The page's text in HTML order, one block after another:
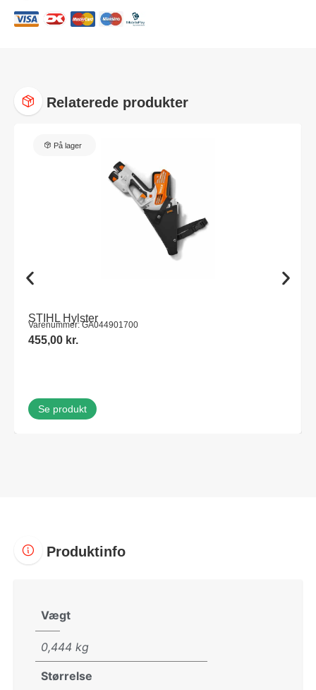
Relaterede produkter
På lager
STIHL Hylster
Varenummer: GA044901700
455,00 kr.
Se produkt
Produktinfo
Vægt
0,444 kg
Størrelse